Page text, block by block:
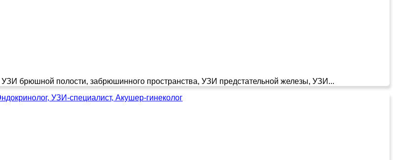
брюшной полости, забрюшинного пространства, УЗИ предстательной железы, УЗИ...
УЗИ-специалист, Акушер-гинеколог